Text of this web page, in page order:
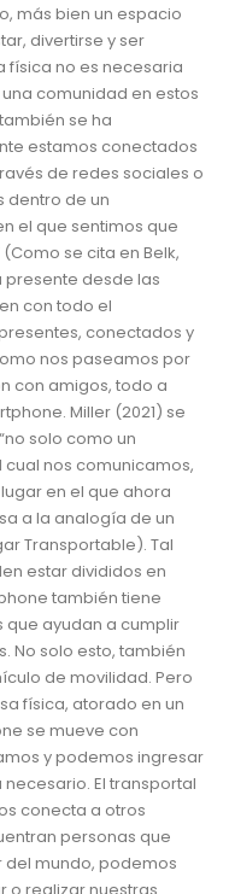
más bien un espacio
divertirse y ser
física no es necesaria
comunidad en estos
se ha
estamos conectados
de redes sociales o
dentro de un
el que sentimos que
se cita en Belk,
presente desde las
con todo el
conectados y
nos paseamos por
con amigos, todo a
Miller (2021) se
solo como un
nos comunicamos,
en el que ahora
a la analogía de un
Transportable). Tal
estar divididos en
también tiene
ayudan a cumplir
No solo esto, también
de movilidad. Pero
física, atorado en un
se mueve con
y podemos ingresar
El transportal
conecta a otros
personas que
mundo, podemos